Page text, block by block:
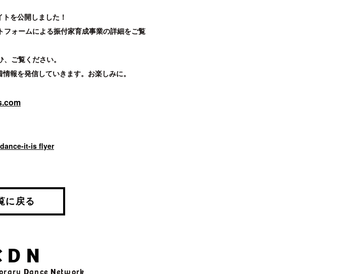
を公開しました！
ォームによる振付家育成事業の詳細をご覧
ご覧ください。
報を発信していきます。お楽しみに。
dance-it-is flyer
に戻る
Dance Network